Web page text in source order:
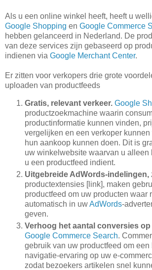
Als u een online winkel heeft, heeft u
Google Shopping en Google Commerce
hebben gelanceerd in Nederland. De
van deze services zijn gebaseerd op
indienen via Google Merchant Center.
Er zitten voor verkopers drie grote
uploaden van productfeeds
Gratis, relevant verkeer. Google
productzoekmachine waarin
productinformatie kunnen vinden,
vergelijken en een verkoper
hun aankoop kunnen doen. Dit is
uw winkelwebsite waarvan u alleen
u een productfeed indient.
Uitgebreide AdWords-indelingen,
productextensies [link], maken
productfeed om uw producten waar
automatisch in uwAdWords-
geven.
Verhoog het aantal conversies
Google Commerce Search.
gebruik van uw productfeed om een
navigatie-ervaring op uw e-
zodat bezoekers artikelen snel